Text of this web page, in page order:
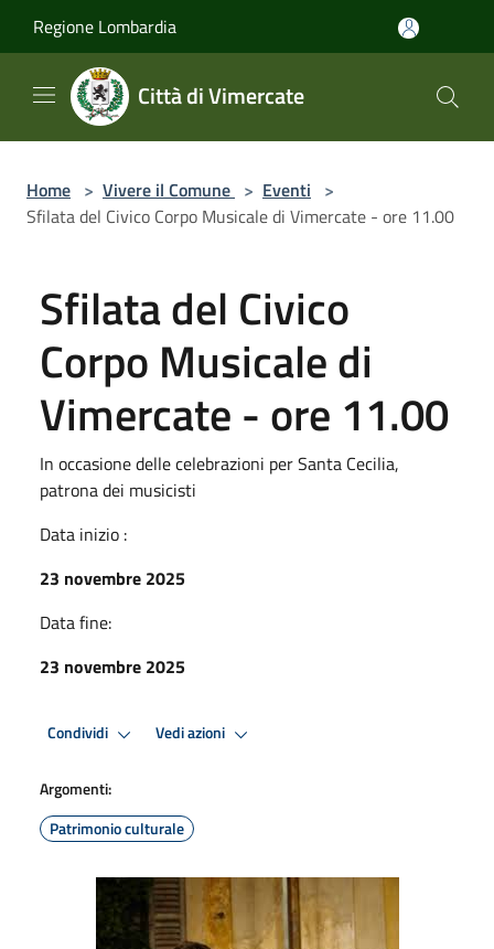
Regione Lombardia
Città di Vimercate
Home > Vivere il Comune > Eventi >
Sfilata del Civico Corpo Musicale di Vimercate - ore 11.00
Sfilata del Civico
Corpo Musicale di
Vimercate - ore 11.00
In occasione delle celebrazioni per Santa Cecilia,
patrona dei musicisti
Data inizio :
23 novembre 2025
Data fine:
23 novembre 2025
Condividi Vedi azioni
Argomenti:
Patrimonio culturale